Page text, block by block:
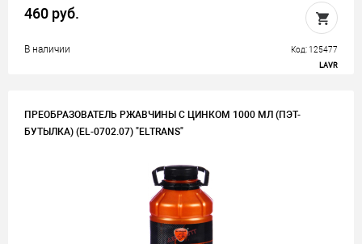
460 руб.
В наличии Код: 125477
LAVR
ПРЕОБРАЗОВАТЕЛЬ РЖАВЧИНЫ С ЦИНКОМ 1000 МЛ (ПЭТ-
БУТЫЛКА) (EL-0702.07) "ELTRANS"